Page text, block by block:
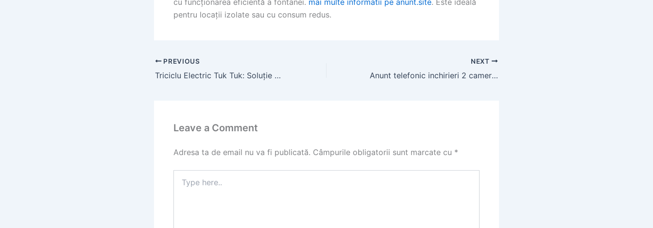
cu funcționarea eficientă a fontanei. mai multe informatii pe anunt.site. Este ideală
pentru locații izolate sau cu consum redus.
PREVIOUS
Triciclu Electric Tuk Tuk: Soluție Practică pentru Transport Urban
NEXT
Anunt telefonic inchirieri 2 camere – apartamente studiouri
Leave a Comment
Adresa ta de email nu va fi publicată. Câmpurile obligatorii sunt marcate cu *
here..